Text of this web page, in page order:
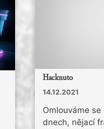
Hacknuto
14.12.2021
Omlouváme
dnech, nějací